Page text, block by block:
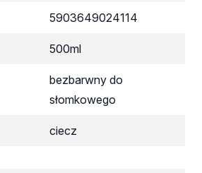
5903649024114
500ml
bezbarwny do
słomkowego
ciecz